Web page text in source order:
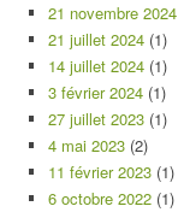
21 novembre 2024
21 juillet 2024 (1)
14 juillet 2024 (1)
3 février 2024 (1)
27 juillet 2023 (1)
4 mai 2023 (2)
11 février 2023 (1)
6 octobre 2022 (1)